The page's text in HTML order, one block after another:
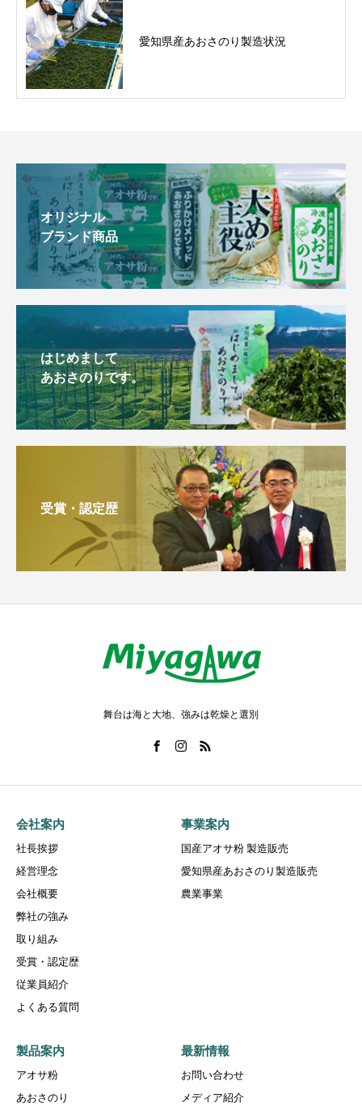
愛知県産あおさのり製造状況
オリジナル
ブランド商品
はじめまして
あおさのりです。
受賞・認定歴
舞台は海と大地、強みは乾燥と選別
会社案内
社長挨拶
経営理念
会社概要
弊社の強み
取り組み
受賞・認定歴
従業員紹介
よくある質問
事業案内
国産アオサ粉 製造販売
愛知県産あおさのり製造販売
農業事業
製品案内
アオサ粉
あおさのり
最新情報
お問い合わせ
メディア紹介